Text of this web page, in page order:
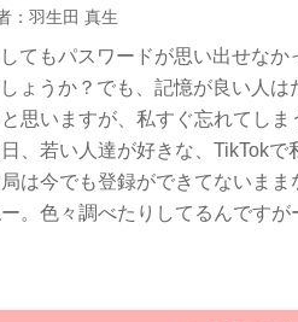
：羽生田 真生
てもパスワードが思い出せな
ょうか？でも、記憶が良い人
思いますが、私すぐ忘れてし
、若い人達が好きな、TikTok
は今でも登録ができてないま
。色々調べたりしてるんですが